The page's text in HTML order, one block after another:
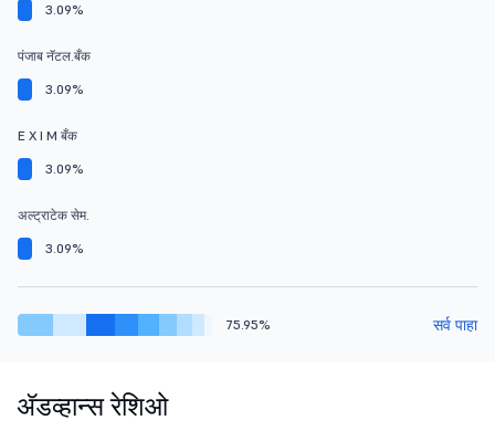
3.09%
पंजाब नॅटल.बँक
3.09%
E X I M बँक
3.09%
अल्ट्राटेक सेम.
3.09%
75.95% सर्व पाहा
ॲडव्हान्स रेशिओ